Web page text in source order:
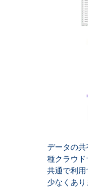
データの
種クラウド
共通で利
少なくあり